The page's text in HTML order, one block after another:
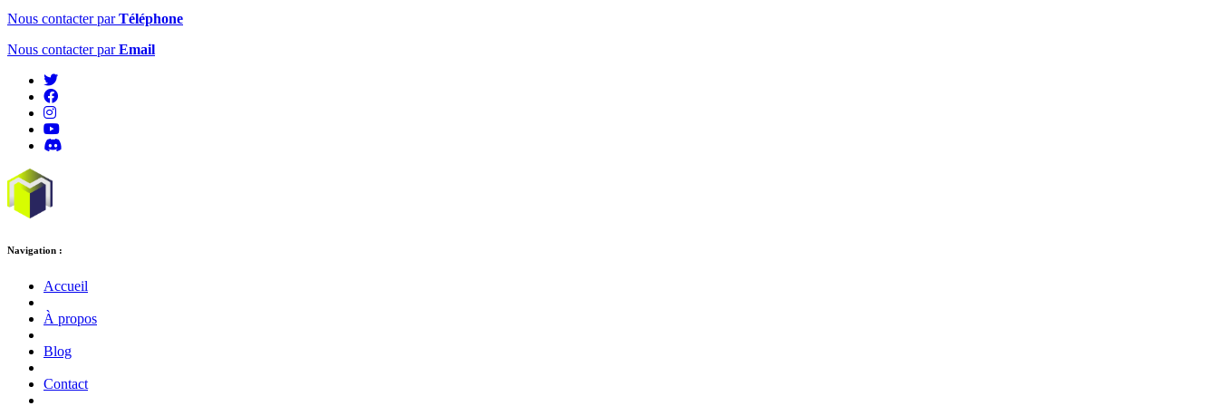
Nous contacter parTéléphone
Nous contacter parEmail
Navigation :
Accueil
À propos
Blog
Contact